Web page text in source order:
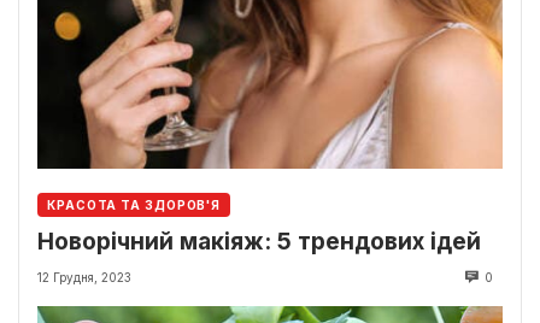
КРАСОТА ТА ЗДОРОВ'Я
Новорічний макіяж: 5 трендових ідей
12 Грудня, 2023 0